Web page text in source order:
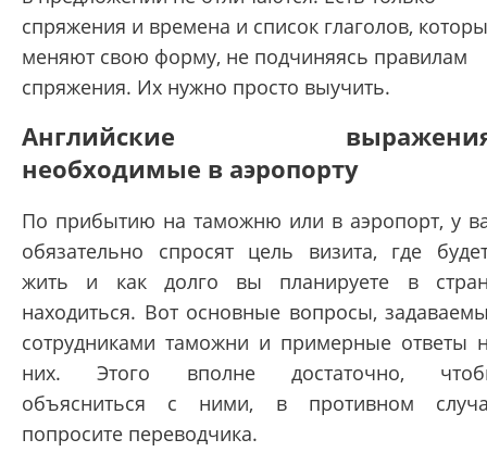
спряжения и времена и список глаголов,
меняют свою форму, не подчиняясь правилам
спряжения. Их нужно просто выучить.
Английские
необходимые в аэропорту
По прибытию на таможню или в аэропорт, у
обязательно спросят цель визита, где
жить и как долго вы планируете в
находиться. Вот основные вопросы,
сотрудниками таможни и примерные ответы
них. Этого вполне достаточно,
объясниться с ними, в противном
попросите переводчика.